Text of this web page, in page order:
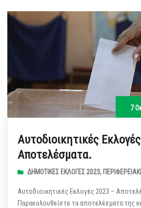
7
Αυτοδιοικητικές
Αποτελέσματα.
ΔΗΜΟΤΙΚΈΣ ΕΚΛΟΓΈΣ 2023,
Αυτοδιοικητικές Εκλογές 2023 –
Παρακολουθείστε τα αποτελέσματα της